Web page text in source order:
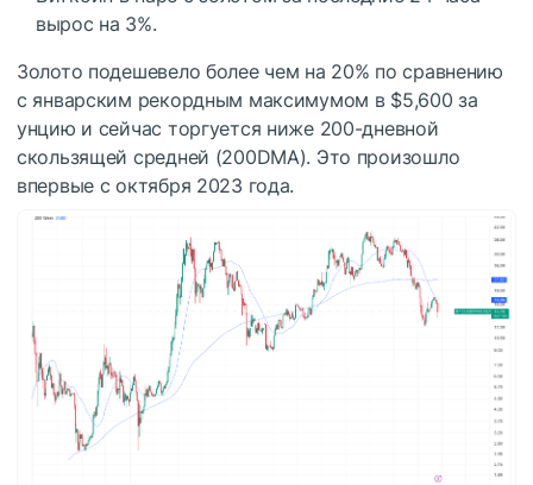
вырос на 3%.
Золото подешевело более чем на 20% по сравнению
с январским рекордным максимумом в $5,600 за
унцию и сейчас торгуется ниже 200-дневной
скользящей средней (200DMA). Это произошло
впервые с октября 2023 года.